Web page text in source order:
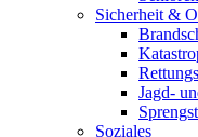
Sicherheit &
Jagd-
Soziales